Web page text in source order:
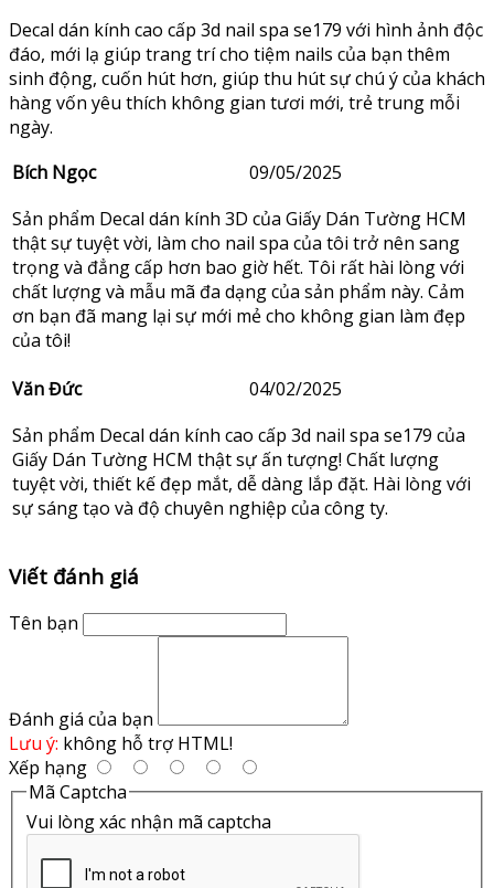
Decal dán kính cao cấp 3d nail spa se179 với hình ảnh độc
đáo, mới lạ giúp trang trí cho tiệm nails của bạn thêm
sinh động, cuốn hút hơn, giúp thu hút sự chú ý của khách
hàng vốn yêu thích không gian tươi mới, trẻ trung mỗi
ngày.
Bích Ngọc
09/05/2025
Sản phẩm Decal dán kính 3D của Giấy Dán Tường HCM
thật sự tuyệt vời, làm cho nail spa của tôi trở nên sang
trọng và đẳng cấp hơn bao giờ hết. Tôi rất hài lòng với
chất lượng và mẫu mã đa dạng của sản phẩm này. Cảm
ơn bạn đã mang lại sự mới mẻ cho không gian làm đẹp
của tôi!
Văn Đức
04/02/2025
Sản phẩm Decal dán kính cao cấp 3d nail spa se179 của
Giấy Dán Tường HCM thật sự ấn tượng! Chất lượng
tuyệt vời, thiết kế đẹp mắt, dễ dàng lắp đặt. Hài lòng với
sự sáng tạo và độ chuyên nghiệp của công ty.
Viết đánh giá
Tên bạn
Đánh giá của bạn
Lưu ý: không hỗ trợ HTML!
Xếp hạng
Mã Captcha
Vui lòng xác nhận mã captcha